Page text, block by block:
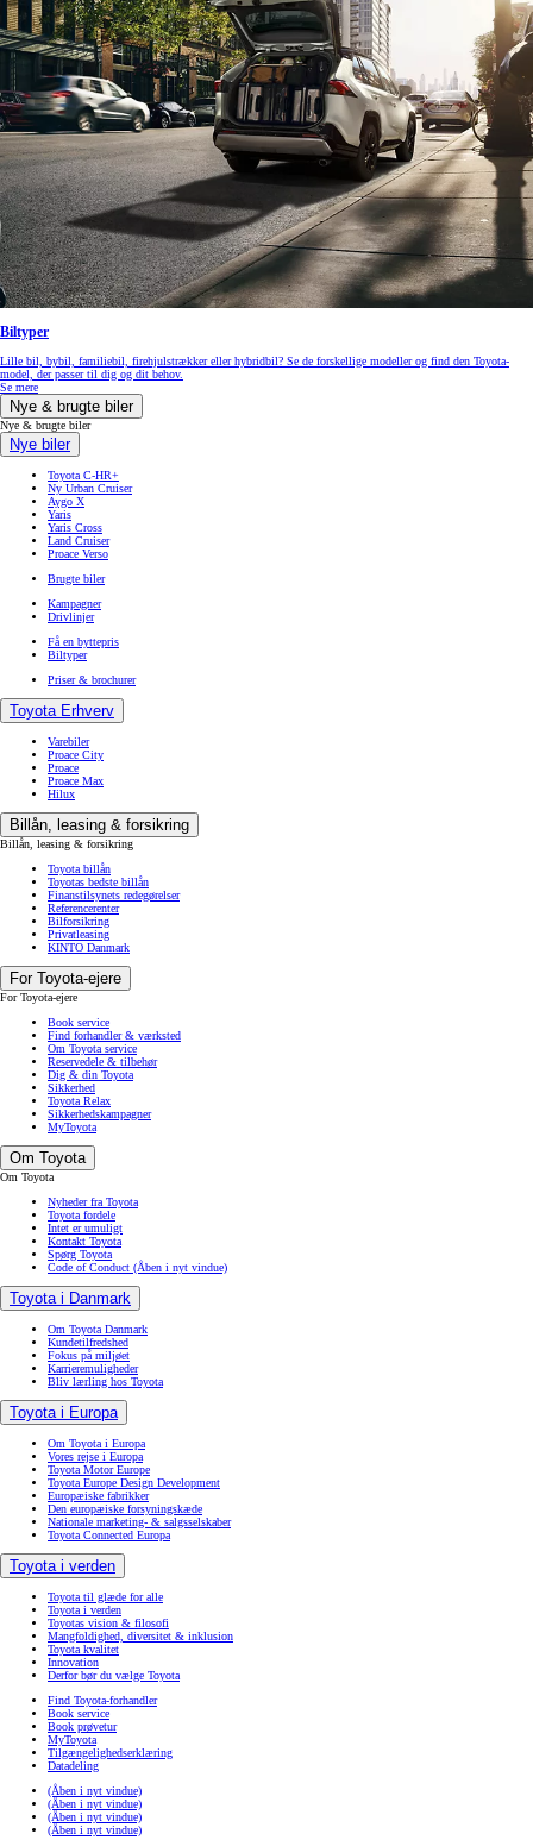
Biltyper
Lille bil, bybil, familiebil, firehjulstrækker eller hybridbil? Se de forskellige modeller og find den Toyota-
model, der passer til dig og dit behov.
Se mere
Nye & brugte biler
Nye & brugte biler
Nye biler
Toyota C-HR+
Ny Urban Cruiser
Aygo X
Yaris
Yaris Cross
Land Cruiser
Proace Verso
Brugte biler
Kampagner
Drivlinjer
Få en byttepris
Biltyper
Priser & brochurer
Toyota Erhverv
Varebiler
Proace City
Proace
Proace Max
Hilux
Billån, leasing & forsikring
Billån, leasing & forsikring
Toyota billån
Toyotas bedste billån
Finanstilsynets redegørelser
Referencerenter
Bilforsikring
Privatleasing
KINTO Danmark
For Toyota-ejere
For Toyota-ejere
Book service
Find forhandler & værksted
Om Toyota service
Reservedele & tilbehør
Dig & din Toyota
Sikkerhed
Toyota Relax
Sikkerhedskampagner
MyToyota
Om Toyota
Om Toyota
Nyheder fra Toyota
Toyota fordele
Intet er umuligt
Kontakt Toyota
Spørg Toyota
Code of Conduct (Åben i nyt vindue)
Toyota i Danmark
Om Toyota Danmark
Kundetilfredshed
Fokus på miljøet
Karrieremuligheder
Bliv lærling hos Toyota
Toyota i Europa
Om Toyota i Europa
Vores rejse i Europa
Toyota Motor Europe
Toyota Europe Design Development
Europæiske fabrikker
Den europæiske forsyningskæde
Nationale marketing- & salgsselskaber
Toyota Connected Europa
Toyota i verden
Toyota til glæde for alle
Toyota i verden
Toyotas vision & filosofi
Mangfoldighed, diversitet & inklusion
Toyota kvalitet
Innovation
Derfor bør du vælge Toyota
Find Toyota-forhandler
Book service
Book prøvetur
MyToyota
Tilgængelighedserklæring
Datadeling
(Åben i nyt vindue)
(Åben i nyt vindue)
(Åben i nyt vindue)
(Åben i nyt vindue)